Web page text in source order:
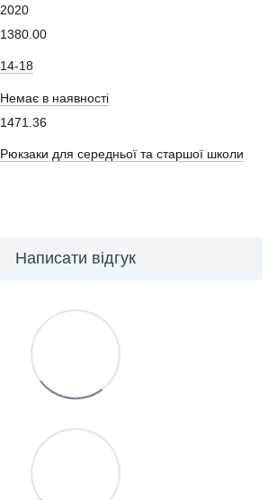
2020
1380.00
14-18
Немає в наявності
1471.36
Рюкзаки для середньої та старшої школи
Написати відгук